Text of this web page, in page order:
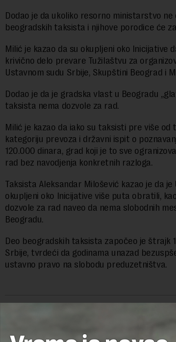
Dodao je da ukoliko resorno ministarstvo
beogradskih taksista i njihove porodice će
Milić je kazao da su okupljeni oko Inicijative
krivično delo prevare Tužilaštvu za
Ustavnom sudu Srbije, Skupštini Beograd i
Dodao je da je gradska vlast u Beogradu
taksista nema dozvole za rad.
Milić je kazao da iako su taksisti pre više od
kategoriju prevoza i državni ispit o
120.000 dinara, grad koji je to sve
rad bez navodjenja konkretnih razloga.
Taksista Aleksandar Milošević kazao je da je
okupljeni oko Inicijative više puta obratili,
dozvole za rad naveo da nema slobodnih
Beogradu.
Deo beogradskih taksista započeo je štrajk
Srbije, tvrdeći da godinama unazad
ustavno pravo na slobodu preduzetništva.
Preuzimanje delova teksta je dozvoljeno, ali uz